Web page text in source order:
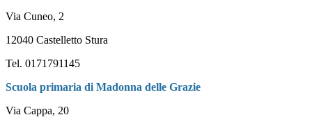
Via Cuneo, 2
12040 Castelletto Stura
Tel. 0171791145
Scuola primaria di Madonna delle Grazie
Via Cappa, 20